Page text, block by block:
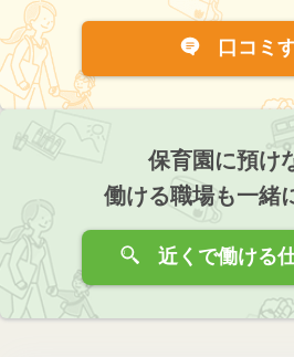
口コミ
保育園に預け
働ける職場も一緒
近くで働ける